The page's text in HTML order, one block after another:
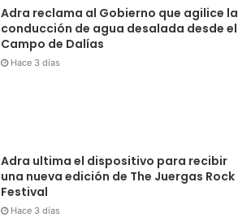
Adra reclama al Gobierno que agilice la
conducción de agua desalada desde el
Campo de Dalías
Hace 3 días
Adra ultima el dispositivo para recibir
una nueva edición de The Juergas Rock
Festival
Hace 3 días